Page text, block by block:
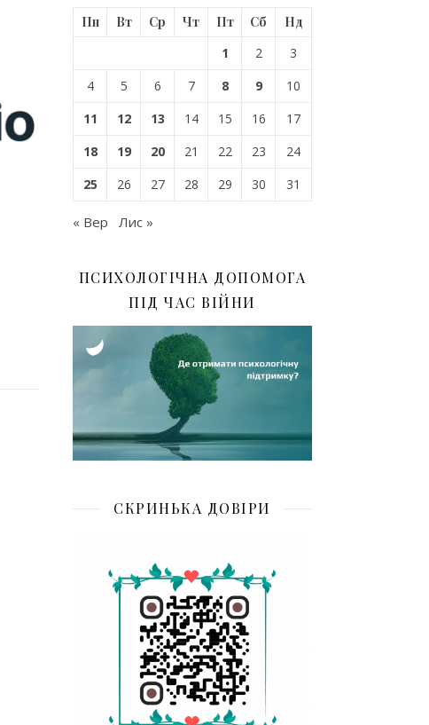
Пн Вт Ср Чт Пт Сб
Нд
1
2
3
4
5 6 7 8 9
10
11
12 13 14 15 16
17
18
19 20 21 22 23
24
25
26 27 28 29 30 31
« Вер Лис »
ПСИХОЛОГІЧНА ДОПОМОГА
ПІД ЧАС ВІЙНИ
СКРИНЬКА ДОВІРИ